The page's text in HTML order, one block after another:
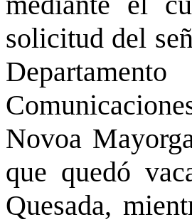
solicitud del
Novoa
que quedó
Quesada,